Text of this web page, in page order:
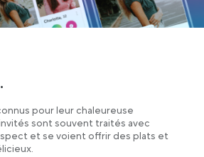
pour leur chaleureuse
sont souvent traités avec
et se voient offrir des plats et